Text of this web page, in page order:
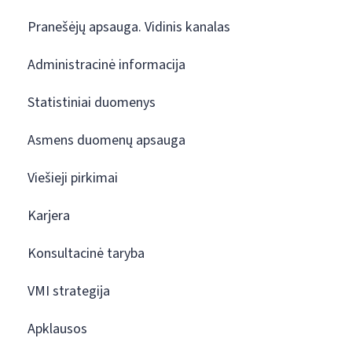
Pranešėjų apsauga. Vidinis kanalas
Administracinė informacija
Statistiniai duomenys
Asmens duomenų apsauga
Viešieji pirkimai
Karjera
Konsultacinė taryba
VMI strategija
Apklausos